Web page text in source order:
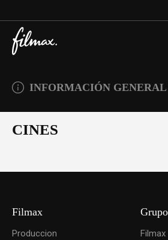
INFORMACIÓN GENERAL
CINES
Filmax
Produccion